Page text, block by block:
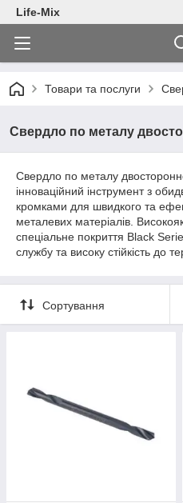
Life-Mix
Товари та послуги
Свердло по металу
Свердло по металу
інноваційний інструмент з
кромками для швидкого та
металевих матеріалів.
спеціальне покриття Black
службу та високу стійкість до
Сортування